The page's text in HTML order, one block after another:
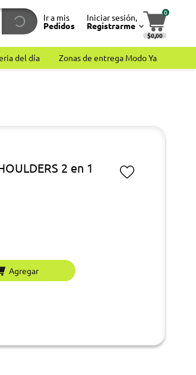
Ir a mis
Pedidos
Iniciar sesión,
Registrarme
0
$0,00
del día Zonas de entrega Modo Ya
2 en 1
Agregar